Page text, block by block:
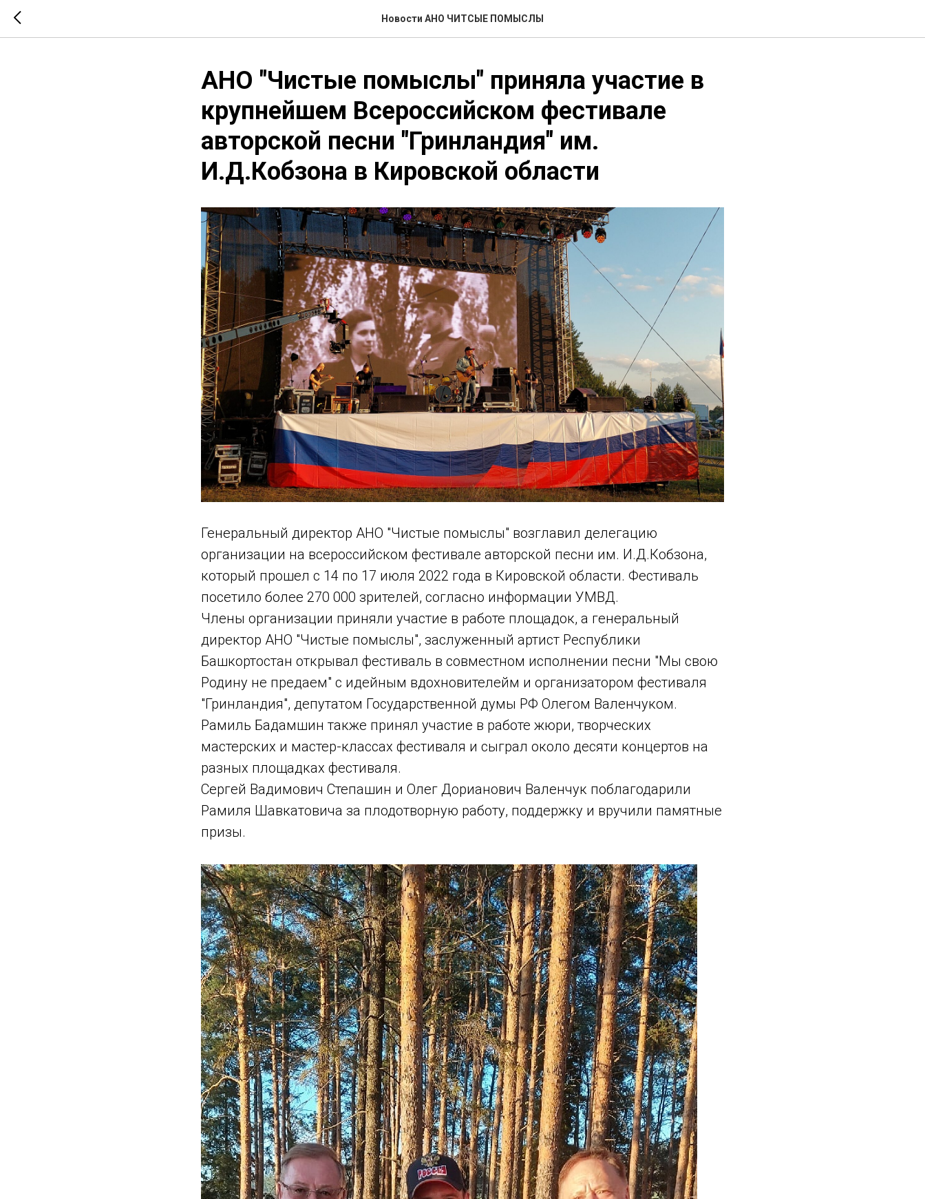
Новости АНО ЧИТСЫЕ ПОМЫСЛЫ
АНО "Чистые помыслы" приняла участие в
крупнейшем Всероссийском фестивале
авторской песни "Гринландия" им.
И.Д.Кобзона в Кировской области
Генеральный директор АНО "Чистые помыслы" возглавил делегацию
организации на всероссийском фестивале авторской песни им. И.Д.Кобзона,
который прошел с 14 по 17 июля 2022 года в Кировской области. Фестиваль
посетило более 270 000 зрителей, согласно информации УМВД.
Члены организации приняли участие в работе площадок, а генеральный
директор АНО "Чистые помыслы", заслуженный артист Республики
Башкортостан открывал фестиваль в совместном исполнении песни "Мы свою
Родину не предаем" с идейным вдохновителейм и организатором фестиваля
"Гринландия", депутатом Государственной думы РФ Олегом Валенчуком.
Рамиль Бадамшин также принял участие в работе жюри, творческих
мастерских и мастер-классах фестиваля и сыграл около десяти концертов на
разных площадках фестиваля.
Сергей Вадимович Степашин и Олег Дорианович Валенчук поблагодарили
Рамиля Шавкатовича за плодотворную работу, поддержку и вручили памятные
призы.